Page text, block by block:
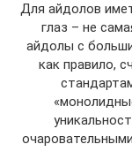
Для айдолов
глаз – не
айдолы с
как правило,